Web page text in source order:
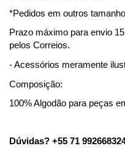
*Pedidos em outros
Prazo máximo para envio
pelos Correios.
- Acessórios meramente
Composição:
100% Algodão para peças
Dúvidas? +55 71